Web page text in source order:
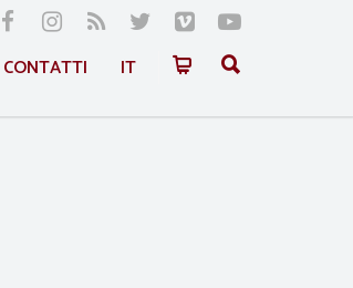
CONTATTI IT